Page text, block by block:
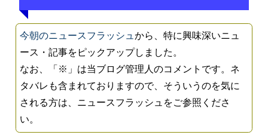
今朝のニュースフラッシュから、特に興味深いニュ
ース・記事をピックアップしました。
なお、「※」は当ブログ管理人のコメントです。ネ
タバレも含まれておりますので、そういうのを気に
される方は、ニュースフラッシュをご参照くださ
い。